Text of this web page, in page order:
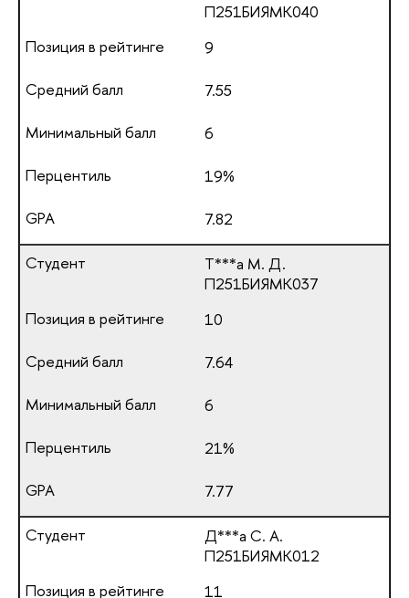
П251БИЯМК040
9
7.55
6
19%
7.82
Т***а М. Д.
П251БИЯМК037
10
7.64
6
21%
7.77
Д***а С. А.
П251БИЯМК012
11